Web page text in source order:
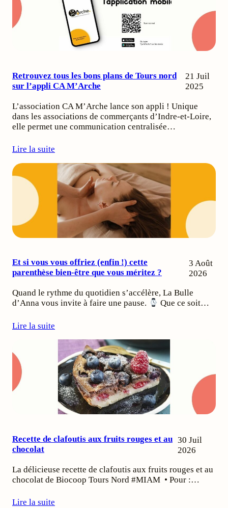
Retrouvez tous les bons plans de Tours nord
sur l’appli CA M’Arche
21 Juil
2025
L’association CA M’Arche lance son appli ! Unique
dans les associations de commerçants d’Indre-et-Loire,
elle permet une communication centralisée…
Lire la suite
Et si vous vous offriez (enfin !) cette
parenthèse bien-être que vous méritez ?
3 Août
2026
Quand le rythme du quotidien s’accélère, La Bulle
d’Anna vous invite à faire une pause.
Que ce soit…
Lire la suite
Recette de clafoutis aux fruits rouges et au
chocolat
30 Juil
2026
La délicieuse recette de clafoutis aux fruits rouges et au
chocolat de Biocoop Tours Nord #MIAM • Pour :…
Lire la suite